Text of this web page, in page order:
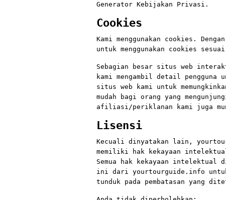
Generator Kebijakan Privasi.
Cookies
Kami menggunakan cookies.
untuk menggunakan cookies
Sebagian besar situs web
kami mengambil detail pengguna
situs web kami untuk
mudah bagi orang yang
afiliasi/periklanan kami juga
Lisensi
Kecuali dinyatakan lain,
memiliki hak kekayaan
Semua hak kekayaan intelektual
ini dari yourtourguide.info untuk
tunduk pada pembatasan yang